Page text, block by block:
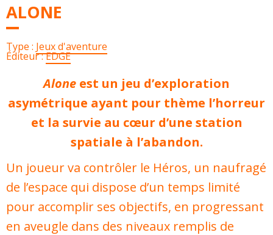
ALONE
Type : Jeux d'aventure
Éditeur :EDGE
Alone est un jeu d’exploration
asymétrique ayant pour thème l’horreur
et la survie au cœur d’une station
spatiale à l’abandon.
Un joueur va contrôler le Héros, un naufragé
de l’espace qui dispose d’un temps limité
pour accomplir ses objectifs, en progressant
en aveugle dans des niveaux remplis de